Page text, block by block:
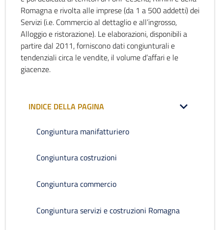
Romagna e rivolta alle imprese (da 1 a 500 addetti) dei
Servizi (i.e. Commercio al dettaglio e all’ingrosso,
Alloggio e ristorazione). Le elaborazioni, disponibili a
partire dal 2011, forniscono dati congiunturali e
tendenziali circa le vendite, il volume d’affari e le
giacenze.
INDICE DELLA PAGINA
Congiuntura manifatturiero
Congiuntura costruzioni
Congiuntura commercio
Congiuntura servizi e costruzioni Romagna